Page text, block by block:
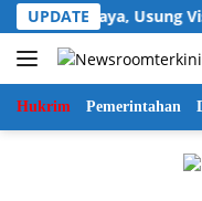
Langsung
ke
konten
UPDATEUsung Visi
Hukrim Pemerintahan